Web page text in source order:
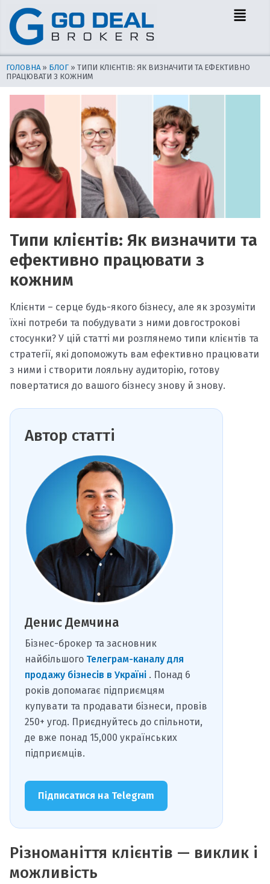
Перейти
до
вмісту
Menu
ГОЛОВНА » БЛОГ » ТИПИ КЛІЄНТІВ: ЯК ВИЗНАЧИТИ ТА ЕФЕКТИВНО
ПРАЦЮВАТИ З КОЖНИМ
Типи клієнтів: Як визначити та
ефективно працювати з
кожним
Клієнти – серце будь-якого бізнесу, але як зрозуміти
їхні потреби та побудувати з ними довгострокові
стосунки? У цій статті ми розглянемо типи клієнтів та
стратегії, які допоможуть вам ефективно працювати
з ними і створити лояльну аудиторію, готову
повертатися до вашого бізнесу знову й знову.
Автор статті
Денис Демчина
Бізнес-брокер та засновник
найбільшого Телеграм-каналу для
продажу бізнесів в Україні . Понад 6
років допомагає підприємцям
купувати та продавати бізнеси, провів
250+ угод. Приєднуйтесь до спільноти,
де вже понад 15,000 українських
підприємців.
Підписатися на Telegram
Різноманіття клієнтів — виклик і
можливість
Навігація
по
запису